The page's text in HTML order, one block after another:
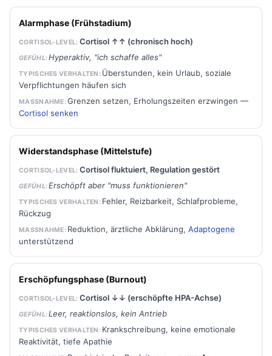
Alarmphase (Frühstadium)
Cortisol ↑↑ (chronisch hoch)
Hyperaktiv, "ich schaffe alles"
Überstunden, kein Urlaub, soziale
Verpflichtungen häufen sich
Grenzen setzen, Erholungszeiten erzwingen —
Cortisol senken
Widerstandsphase (Mittelstufe)
Cortisol fluktuiert, Regulation gestört
Erschöpft aber "muss funktionieren"
Fehler, Reizbarkeit, Schlafprobleme,
Rückzug
Reduktion, ärztliche Abklärung,Adaptogene
unterstützend
Erschöpfungsphase (Burnout)
Cortisol ↓↓ (erschöpfte HPA-Achse)
Leer, reaktionslos, kein Antrieb
Krankschreibung, keine emotionale
Reaktivität, tiefe Apathie